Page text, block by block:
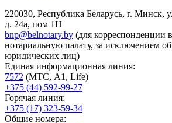
220030, Республика Беларусь, г. Минск,
д. 24а, пом 1Н
bnp@belnotary.by (для корреспонденции
нотариальную палату, за исключением
юридических лиц)
Единая информационная линия:
7572 (МТС, A1, Life)
+375 (44) 592-99-27
Горячая линия:
+375 (17) 323-59-34
Общие номера: